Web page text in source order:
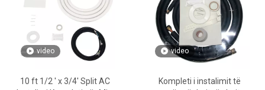
video
10 ft 1/2 ' x 3/4' Split AC
video
Kompleti i instalimit të